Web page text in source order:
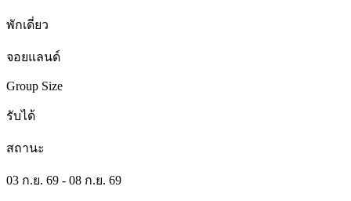
พักเดี่ยว
จอยแลนด์
Group Size
รับได้
สถานะ
03 ก.ย. 69 - 08 ก.ย. 69